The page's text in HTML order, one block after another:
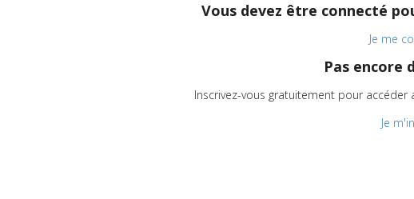
Vous devez être connecté
Je me
Pas encore
Inscrivez-vous gratuitement pour accéder
Je